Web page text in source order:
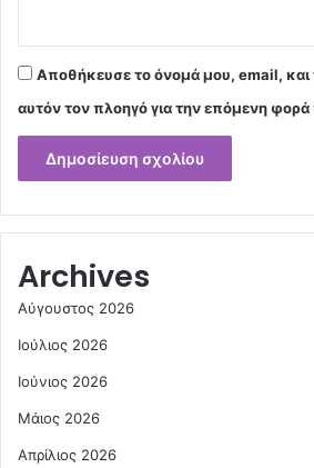
Αποθήκευσε το όνομά μου, email, και
αυτόν τον πλοηγό για την επόμενη
Archives
Αύγουστος 2026
Ιούλιος 2026
Ιούνιος 2026
Μάιος 2026
Απρίλιος 2026